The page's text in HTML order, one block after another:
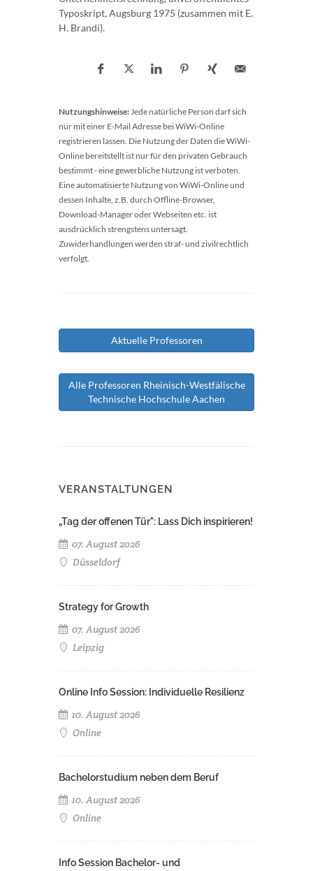
Typoskript, Augsburg 1975 (zusammen mit E.
H. Brandi).
Nutzungshinweise:Jede natürliche Person darf sich
nur mit einer E-Mail Adresse bei WiWi-Online
registrieren lassen. Die Nutzung der Daten die WiWi-
Online bereitstellt ist nur für den privaten Gebrauch
bestimmt - eine gewerbliche Nutzung ist verboten.
Eine automatisierte Nutzung von WiWi-Online und
dessen Inhalte, z.B. durch Offline-Browser,
Download-Manager oder Webseiten etc. ist
ausdrücklich strengstens untersagt.
Zuwiderhandlungen werden straf- und zivilrechtlich
verfolgt.
Aktuelle Professoren
Alle Professoren Rheinisch-Westfälische
Technische Hochschule Aachen
VERANSTALTUNGEN
„Tag der offenen Tür": Lass Dich inspirieren!
07. August 2026
Düsseldorf
Strategy for Growth
07. August 2026
Leipzig
Online Info Session: Individuelle Resilienz
10. August 2026
Online
Bachelorstudium neben dem Beruf
10. August 2026
Online
Info Session Bachelor- und